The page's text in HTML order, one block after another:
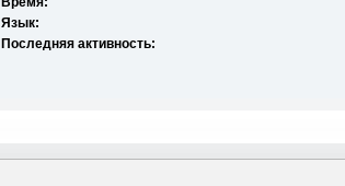
Язык:
Последняя активность: